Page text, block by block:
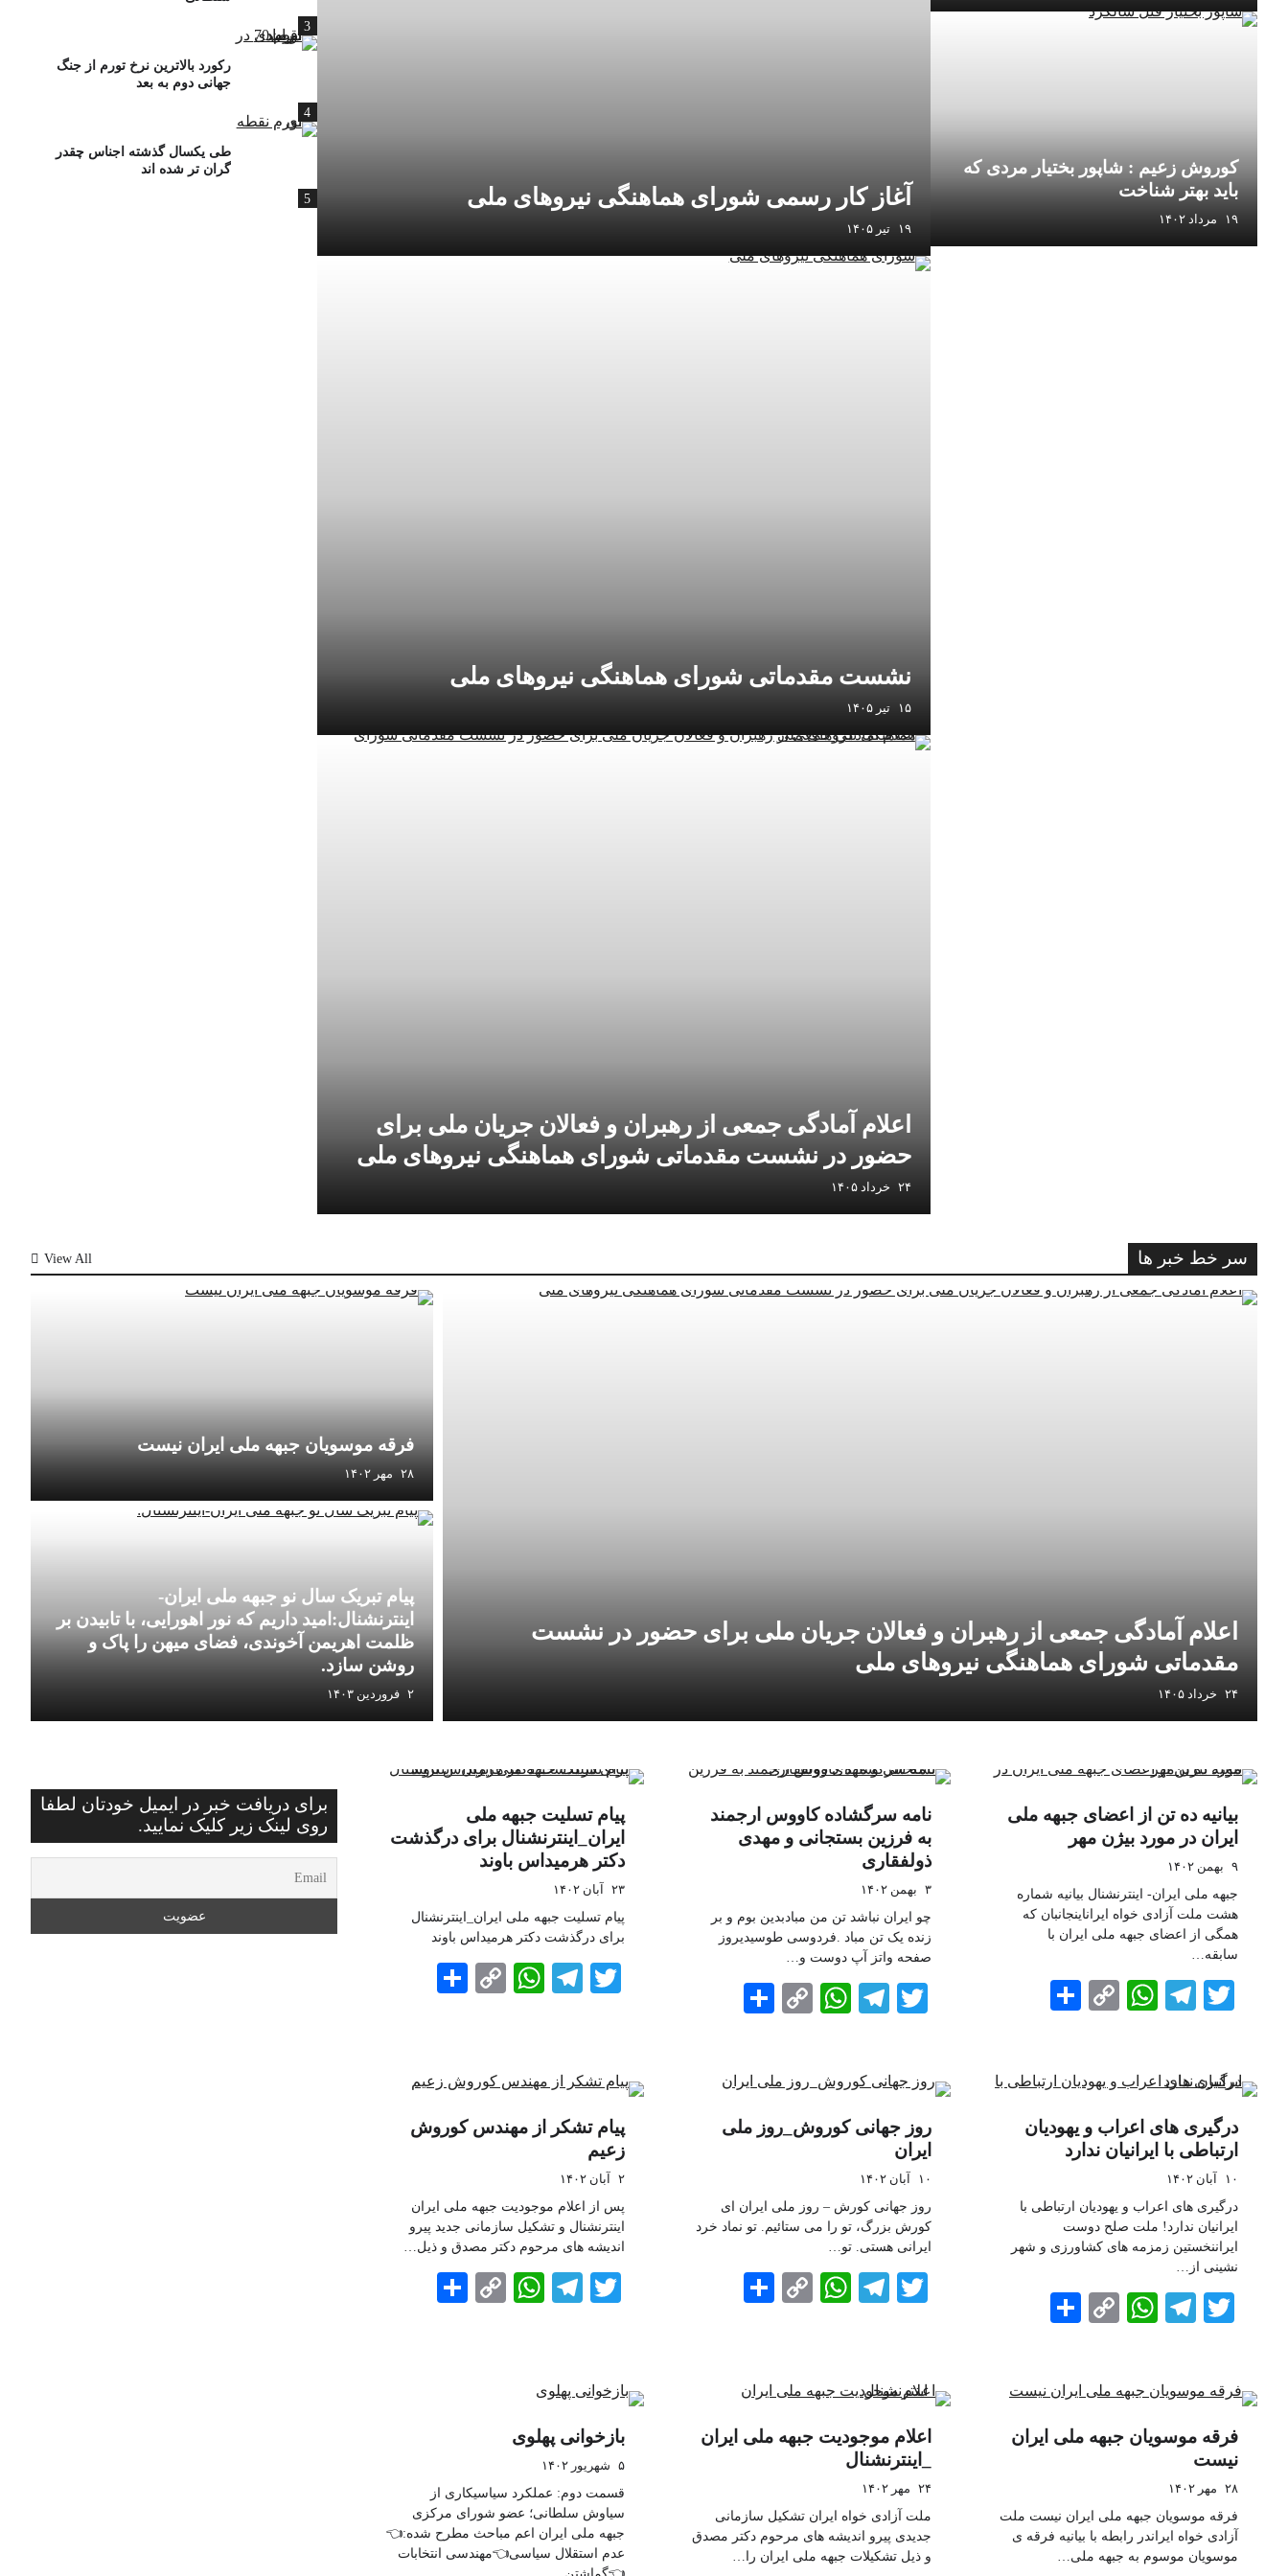
کوروش زعیم : شاپور بختیار مردی که
باید بهتر شناخت
۱۹ مرداد ۱۴۰۲
آغاز کار رسمی شورای هماهنگی نیروهای ملی
۱۹ تیر ۱۴۰۵
نشست مقدماتی شورای هماهنگی نیروهای ملی
۱۵ تیر ۱۴۰۵
اعلام آمادگی جمعی از رهبران و فعالان جریان ملی برای
حضور در نشست مقدماتی شورای هماهنگی نیروهای ملی
۲۴ خرداد ۱۴۰۵
3
4
رکورد بالاترین نرخ تورم از جنگ
جهانی دوم به بعد
5
طی یکسال گذشته اجناس چقدر
گران تر شده اند
سر خط خبر ها View All
اعلام آمادگی جمعی از رهبران و فعالان جریان ملی برای حضور در نشست
مقدماتی شورای هماهنگی نیروهای ملی
۲۴ خرداد ۱۴۰۵
فرقه موسویان جبهه ملی ایران نیست
۲۸ مهر ۱۴۰۲
پیام تبریک سال نو جبهه ملی ایران-
اینترنشنال:امید داریم که نور اهورایی، با تابیدن بر
ظلمت اهریمن آخوندی،‌ فضای میهن را پاک و
روشن سازد.
۲ فروردین ۱۴۰۳
بیانیه ده تن از اعضای جبهه ملی
ایران در مورد بیژن مهر
۹ بهمن ۱۴۰۲
جبهه ملی ایران- اینترنشنال بیانیه شماره
هشت ملت آزادی خواه ایراناینجانبان که
همگی از اعضای جبهه ملی ایران با
سابقه…
Twitter
Telegram
WhatsApp
Copy
نامه سرگشاده کاووس ارجمند
به فرزین بستجانی و مهدی
ذولفقاری
۳ بهمن ۱۴۰۲
چو ایران نباشد تن من مبادبدین بوم و بر
زنده یک تن مباد .فردوسی طوسیدیروز
صفحه واتز آپ دوست و…
Twitter
Telegram
WhatsApp
Copy
پیام تسلیت جبهه ملی
ایران_اینترنشنال برای درگذشت
دکتر هرمیداس باوند
۲۳ آبان ۱۴۰۲
پیام تسلیت جبهه ملی ایران_اینترنشنال
برای درگذشت دکتر هرمیداس باوند
Twitter
Telegram
WhatsApp
Copy
درگیری های اعراب و یهودیان
ارتباطی با ایرانیان ندارد
۱۰ آبان ۱۴۰۲
درگیری های اعراب و یهودیان ارتباطی با
ایرانیان ندارد! ملت صلح دوست
ایراننخستین زمزمه های کشاورزی و شهر
نشینی از…
Twitter
Telegram
WhatsApp
Copy
روز جهانی کوروش_روز ملی
ایران
۱۰ آبان ۱۴۰۲
روز جهانی کورش – روز ملی ایران ای
کورش بزرگ، تو را می ستائیم. تو نماد خرد
ایرانی هستی. تو…
Twitter
Telegram
WhatsApp
Copy
پیام تشکر از مهندس کوروش
زعیم
۲ آبان ۱۴۰۲
پس از اعلام موجودیت جبهه ملی ایران
اینترنشنال و تشکیل سازمانی جدید پیرو
اندیشه های مرحوم دکتر مصدق و ذیل…
Twitter
Telegram
WhatsApp
Copy
فرقه موسویان جبهه ملی ایران
نیست
۲۸ مهر ۱۴۰۲
فرقه موسویان جبهه ملی ایران نیست ملت
آزادی خواه ایراندر رابطه با بیانیه فرقه ی
موسویان موسوم به جبهه ملی…
اعلام موجودیت جبهه ملی ایران
_اینترنشنال
۲۴ مهر ۱۴۰۲
ملت آزادی خواه ایران تشکیل سازمانی
جدیدی پیرو اندیشه های مرحوم دکتر مصدق
و ذیل تشکیلات جبهه‌ ملی ایران را…
بازخوانی پهلوی
۵ شهریور ۱۴۰۲
قسمت دوم: عملکرد سیاسیکاری از
سیاوش سلطانی؛ عضو شورای مرکزی
جبهه ملی ایران اعم مباحث مطرح شده:👈
عدم استقلال سیاسی👈مهندسی انتخابات
برای دریافت خبر در ایمیل خودتان لطفا
روی لینک زیر کلیک نمایید.